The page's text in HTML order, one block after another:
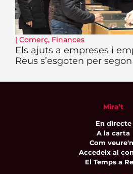
| Comerç, Finances
Els ajuts a empreses i
Reus s’esgoten per
Mira’t
En directe
A la carta
Com
Accedeix al
El Temps a